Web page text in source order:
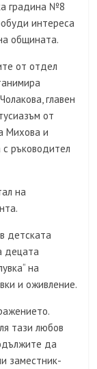
градина №8
интереса
общината.
от отдел
главен
от
Михова и
с ръководител
на
детската
децата
на
и оживление.
тази любов
да
заместник-